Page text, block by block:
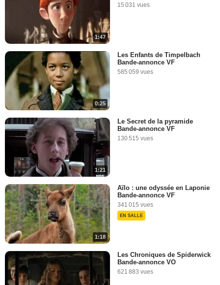
1:47
15 031 vues
0:25
Les Enfants de Timpelbach
Bande-annonce VF
585 059 vues
1:21
Le Secret de la pyramide
Bande-annonce VF
130 515 vues
1:18
Aïlo : une odyssée en Laponie
Bande-annonce VF
341 015 vues
EN SALLE
Les Chroniques de Spiderwick
Bande-annonce VO
621 883 vues